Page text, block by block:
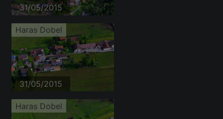
31/05/2015
Haras Dobel
31/05/2015
Haras Dobel